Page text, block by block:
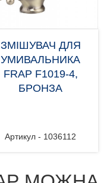
ЗМІШУВАЧ ДЛЯ
УМИВАЛЬНИКА
FRAP F1019-4,
БРОНЗА
Артикул - 1036112